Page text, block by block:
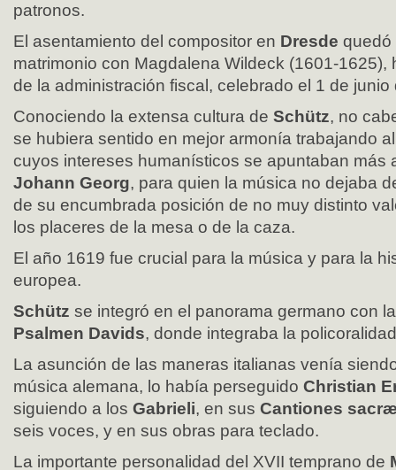
patronos.
El asentamiento del compositor en Dresde quedó
matrimonio con Magdalena Wildeck (1601-1625),
de la administración fiscal, celebrado el 1 de junio
Conociendo la extensa cultura de Schütz, no
se hubiera sentido en mejor armonía trabajando
cuyos intereses humanísticos se apuntaban más
Johann Georg, para quien la música no dejaba
de su encumbrada posición de no muy distinto
los placeres de la mesa o de la caza.
El año 1619 fue crucial para la música y para la
europea.
Schütz se integró en el panorama germano con
Psalmen Davids, donde integraba la
La asunción de las maneras italianas venía
música alemana, lo había perseguido Christian
siguiendo a los Gabrieli, en sus Cantiones
seis voces, y en sus obras para teclado.
La importante personalidad del XVII temprano de